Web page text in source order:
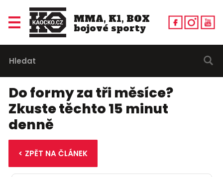
MMA, K1, BOX
bojové sporty
Do formy za tři měsíce?
Zkuste těchto 15 minut
denně
< ZPĚT NA ČLÁNEK